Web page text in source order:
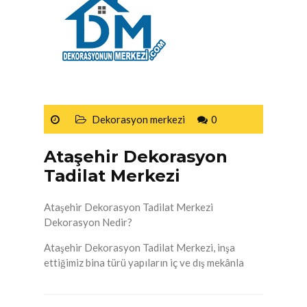
Dekorasyon merkezi 0
Ataşehir Dekorasyon
Tadilat Merkezi
Ataşehir Dekorasyon Tadilat Merkezi
Dekorasyon Nedir?
Ataşehir Dekorasyon Tadilat Merkezi, inşa
ettiğimiz bina türü yapıların iç ve dış mekânla